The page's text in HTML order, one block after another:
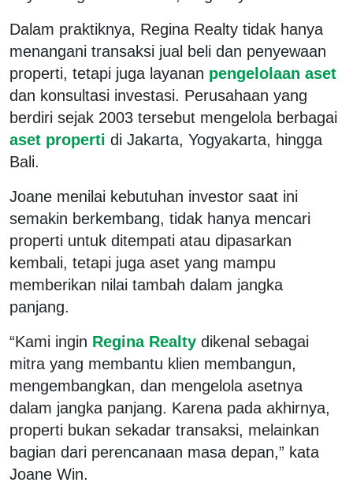
Dalam praktiknya, Regina Realty tidak hanya
menangani transaksi jual beli dan penyewaan
properti, tetapi juga layanan pengelolaan aset
dan konsultasi investasi. Perusahaan yang
berdiri sejak 2003 tersebut mengelola berbagai
aset properti di Jakarta, Yogyakarta, hingga
Bali.
Joane menilai kebutuhan investor saat ini
semakin berkembang, tidak hanya mencari
properti untuk ditempati atau dipasarkan
kembali, tetapi juga aset yang mampu
memberikan nilai tambah dalam jangka
panjang.
“Kami ingin Regina Realty dikenal sebagai
mitra yang membantu klien membangun,
mengembangkan, dan mengelola asetnya
dalam jangka panjang. Karena pada akhirnya,
properti bukan sekadar transaksi, melainkan
bagian dari perencanaan masa depan,” kata
Joane Win.